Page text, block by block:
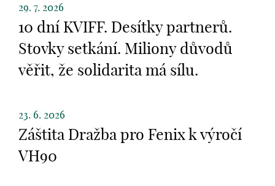
29. 7. 2026
10 dní KVIFF. Desítky partnerů.
Stovky setkání. Miliony důvodů
věřit, že solidarita má sílu.
23. 6. 2026
Záštita Dražba pro Fenix k výročí
VH90